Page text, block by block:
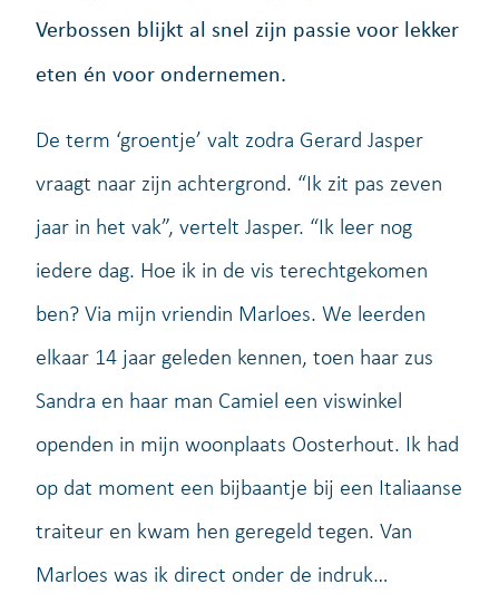
Verbossen blijkt al snel zijn passie voor lekker
eten én voor ondernemen.
De term ‘groentje’ valt zodra Gerard Jasper
vraagt naar zijn achtergrond. “Ik zit pas zeven
jaar in het vak”, vertelt Jasper. “Ik leer nog
iedere dag. Hoe ik in de vis terechtgekomen
ben? Via mijn vriendin Marloes. We leerden
elkaar 14 jaar geleden kennen, toen haar zus
Sandra en haar man Camiel een viswinkel
openden in mijn woonplaats Oosterhout. Ik had
op dat moment een bijbaantje bij een Italiaanse
traiteur en kwam hen geregeld tegen. Van
Marloes was ik direct onder de indruk…